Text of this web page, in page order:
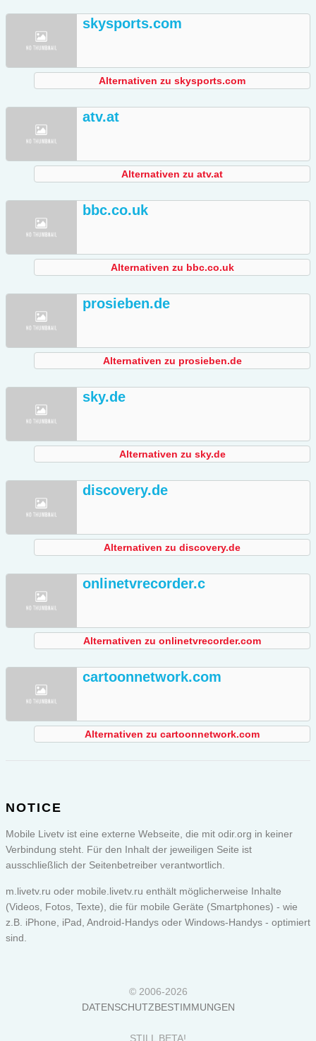
skysports.com
Alternativen zu skysports.com
atv.at
Alternativen zu atv.at
bbc.co.uk
Alternativen zu bbc.co.uk
prosieben.de
Alternativen zu prosieben.de
sky.de
Alternativen zu sky.de
discovery.de
Alternativen zu discovery.de
onlinetvrecorder.c
Alternativen zu onlinetvrecorder.com
cartoonnetwork.com
Alternativen zu cartoonnetwork.com
NOTICE
Mobile Livetv ist eine externe Webseite, die mit odir.org in keiner
Verbindung steht. Für den Inhalt der jeweiligen Seite ist
ausschließlich der Seitenbetreiber verantwortlich.
m.livetv.ru oder mobile.livetv.ru enthält möglicherweise Inhalte
(Videos, Fotos, Texte), die für mobile Geräte (Smartphones) - wie
z.B. iPhone, iPad, Android-Handys oder Windows-Handys - optimiert
sind.
© 2006-2026
DATENSCHUTZBESTIMMUNGEN
STILL BETA!